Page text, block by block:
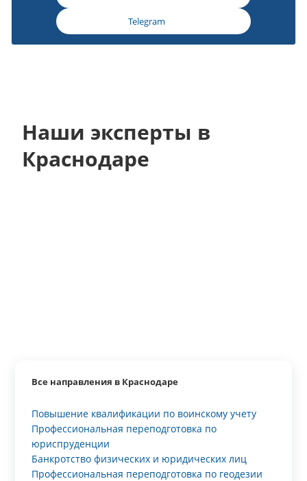
Telegram
Наши эксперты в
Краснодаре
Все направления в Краснодаре
Повышение квалификации по воинскому учету
Профессиональная переподготовка по
юриспруденции
Банкротство физических и юридических лиц
Профессиональная переподготовка по геодезии